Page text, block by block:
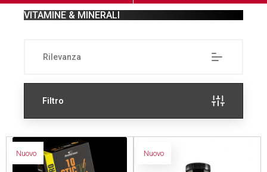
VITAMINE & MINERALI
Rilevanza
Filtro
Nuovo Nuovo